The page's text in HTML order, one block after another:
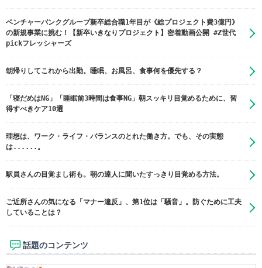
ベンチャーバンクグループ新卒総合職1年目が《総プロジェクト費3億円》
の新規事業に挑む！【新卒いきなりプロジェクト】密着動画公開 #Z世代
pickフレッシャーズ
朝帰りしてこれから出勤。睡眠、お風呂、食事何を優先する？
「寝だめはNG」「睡眠前3時間は食事NG」朝スッキリ目覚めるために、習
得すべきケア10選
理想は、ワーク・ライフ・バランスのとれた働き方。でも、その実態
は......。
駅員さんの目覚まし術も。朝の達人に聞いたすっきり目覚める方法。
ご近所さんの気になる「マナー違反」、第1位は「騒音」。防ぐために工夫
していることは？
話題のコンテンツ